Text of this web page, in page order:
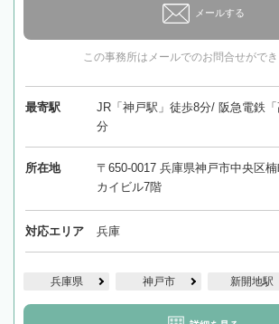
メールする
この事務所はメールでのお問合せができ
最寄駅
JR「神戸駅」徒歩8分/ 阪急電鉄
分
所在地
〒650-0017 兵庫県神戸市中央区
カイビル7階
対応エリア 兵庫
兵庫県 神戸市 新開地駅